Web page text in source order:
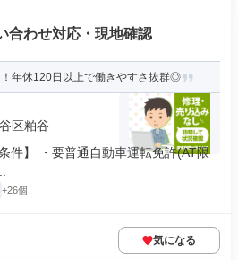
合わせ対応・現地確認
年休120日以上で働きやすさ抜群◎
区粕谷
件】 ・要普通自動車運転免許(AT限
+26個
気になる